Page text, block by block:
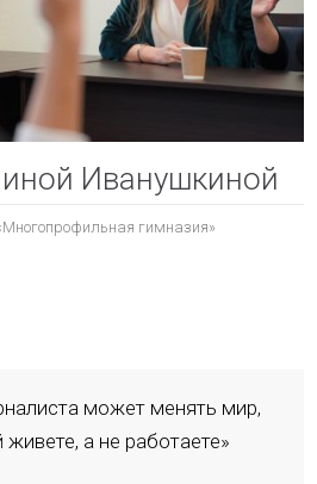
Иванушкиной
гимназия»
может менять мир,
а не работаете»